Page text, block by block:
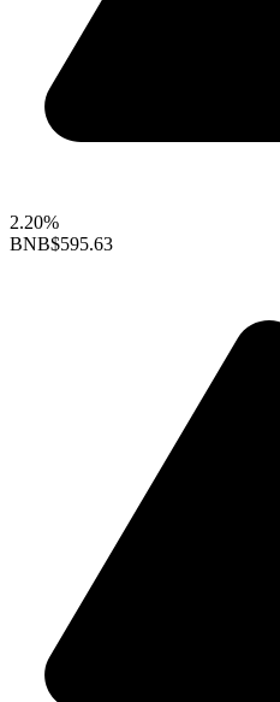
2.20%
BNB$595.63